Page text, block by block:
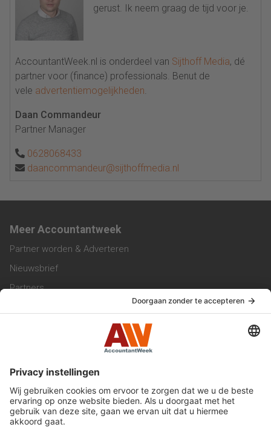
gerust. Ik neem graag de tijd voor je.
AccountantWeek.nl is onderdeel van Sijthoff Media, dé
partner voor (finance) professionals. Benut de
vele advertentiemogelijkheden.
Daan Commandeur
Partner Manager
0628068433
daancommandeur@sijthoffmedia.nl
Meer Accountantweek
Partner worden & Adverteren
Nieuwsbrief
Partners
Werken bij ons
Privacy Statement
Algemene Voorwaarden